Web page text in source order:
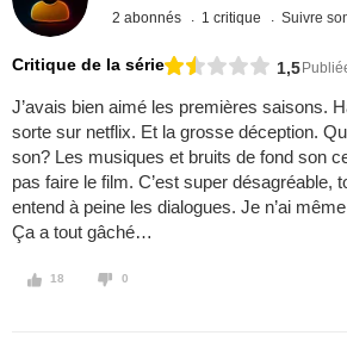
2 abonnés 1 critique Suivre
Critique de la série 1,5
J’avais bien aimé les premières saisons.
sorte sur netflix. Et la grosse déception.
son? Les musiques et bruits de fond son
pas faire le film. C’est super désagréable,
entend à peine les dialogues. Je n’ai
Ça a tout gâché…
18 0